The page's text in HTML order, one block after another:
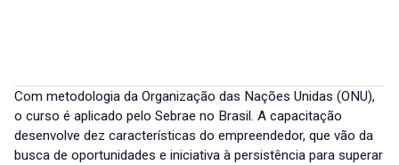
Com metodologia da Organização das Nações Unidas (ONU),
o curso é aplicado pelo Sebrae no Brasil. A capacitação
desenvolve dez características do empreendedor, que vão da
busca de oportunidades e iniciativa à persistência para superar